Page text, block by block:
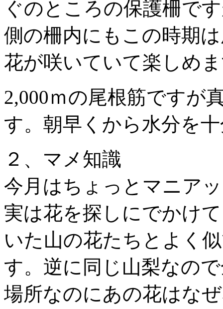
ぐのところの保護柵で
側の柵内にもこの時期
花が咲いていて楽しめ
2,000ｍの尾根筋ですが
す。朝早くから水分を
２、マメ知識
今月はちょっとマニア
実は花を探しにでかけ
いた山の花たちとよく
す。逆に同じ山梨なの
場所なのにあの花はな